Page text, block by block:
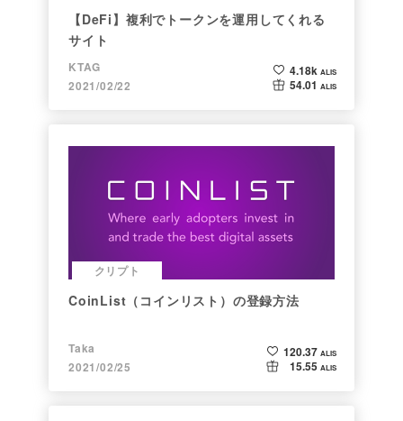
【DeFi】複利でトークンを運用してくれる
サイト
KTAG
2021/02/22
4.18k ALIS
54.01 ALIS
クリプト
CoinList（コインリスト）の登録方法
Taka
2021/02/25
120.37 ALIS
15.55 ALIS